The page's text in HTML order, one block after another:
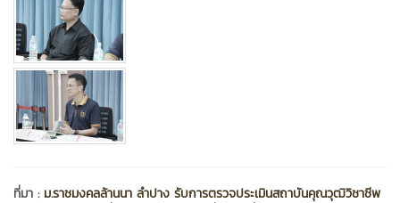
ที่มา : ม.ราชมงคลล้านนา ลำปาง รับการตรวจประเมินสถาบันคุณวุฒิวิชาชีพ